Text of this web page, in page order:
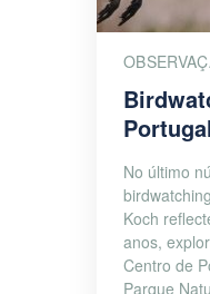
No último
Koch
anos,
Centro de
Parque